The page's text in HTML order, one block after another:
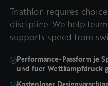
Triathlon requires
discipline. We help
supports speed from
Performance-Passform je
und fuer Wettkampfdruck
Kostenloser